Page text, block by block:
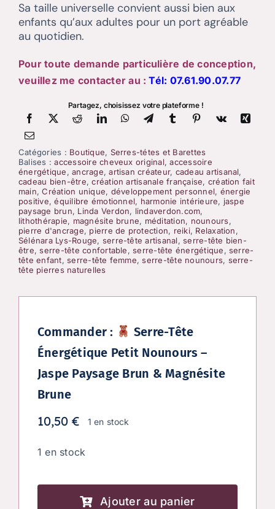
Sa taille universelle convient aussi bien aux
enfants qu’aux adultes pour un port agréable
au quotidien.
Pour toute demande particulière de conception,
veuillez me contacter au :Tél: 07.61.90.07.77
Partagez, choisissez votre plateforme !
Catégories : Boutique, Serres-tétes et Barettes
Balises :accessoire cheveux original,accessoire
énergétique,ancrage,artisan créateur, cadeau artisanal,
cadeau bien-être,création artisanale française, création fait
main,Création unique, développement personnel, énergie
positive,équilibre émotionnel, harmonie intérieure, jaspe
paysage brun, Linda Verdon, lindaverdon.com,
lithothérapie, magnésite brune, méditation, nounours,
pierre d'ancrage, pierre de protection, reiki, Relaxation,
Sélénara Lys-Rouge, serre-tête artisanal, serre-tête bien-
être, serre-tête confortable, serre-tête énergétique, serre-
tête enfant, serre-tête femme, serre-tête nounours, serre-
tête pierres naturelles
Commander :
Serre-Tête
Énergétique Petit Nounours –
Jaspe Paysage Brun & Magnésite
Brune
10,50 € 1 en stock
1 en stock
de
Ajouter au panier